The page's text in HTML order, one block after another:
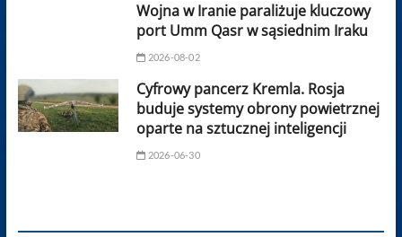
Wojna w Iranie paraliżuje kluczowy
port Umm Qasr w sąsiednim Iraku
2026-08-02
Cyfrowy pancerz Kremla. Rosja
buduje systemy obrony powietrznej
oparte na sztucznej inteligencji
2026-06-30